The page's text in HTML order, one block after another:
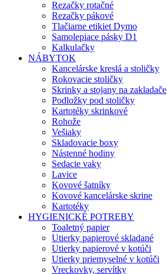
Rezačky rotačné
Rezačky pákové
Tlačiarne etikiet Dymo
Samolepiace pásky D1
Kalkulačky
NÁBYTOK
Kancelárske kreslá a stoličky
Rokovacie stoličky
Skrinky a stojany na zakladače
Podložky pod stoličky
Kartotéky skrinkové
Rohože
Vešiaky
Skladovacie boxy
Nástenné hodiny
Sedacie vaky
Lavice
Kovové šatníky
Kovové kancelárske skrine
Kartotéky
HYGIENICKÉ POTREBY
Toaletný papier
Utierky papierové skladané
Utierky papierové v kotúči
Utierky priemyselné v kotúči
Vreckovky, servítky